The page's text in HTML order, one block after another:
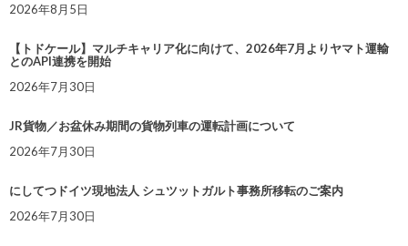
2026年8月5日
【トドケール】マルチキャリア化に向けて、2026年7月よりヤマト運輸
とのAPI連携を開始
2026年7月30日
JR貨物／お盆休み期間の貨物列車の運転計画について
2026年7月30日
にしてつドイツ現地法人 シュツットガルト事務所移転のご案内
2026年7月30日